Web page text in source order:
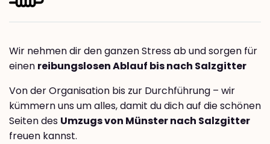
Wir nehmen dir den ganzen Stress ab und sorgen für
einen reibungslosen Ablauf bis nach Salzgitter
Von der Organisation bis zur Durchführung – wir
kümmern uns um alles, damit du dich auf die schönen
Seiten des Umzugs von Münster nach Salzgitter
freuen kannst.